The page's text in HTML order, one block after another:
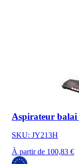
Aspirateur balai
SKU: JY213H
À partir de 100,83 €